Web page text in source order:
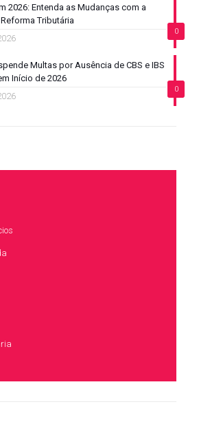
0
2026: Entenda as Mudanças com a
Tributária
0
Multas por Ausência de CBS e IBS
Início de 2026